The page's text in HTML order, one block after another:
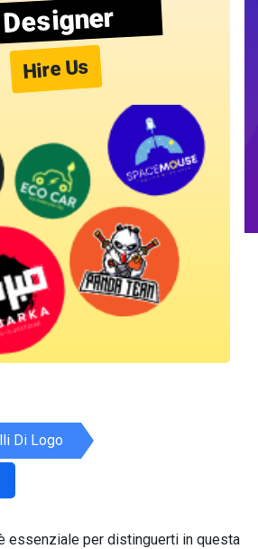
Designer
Hire Us
Di Logo
essenziale per distinguerti in questa